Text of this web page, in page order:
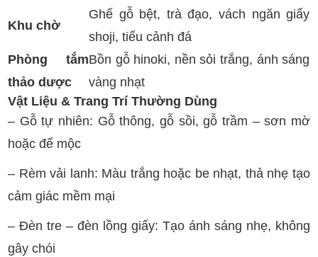
Khu chờ
Ghế gỗ bệt, trà đạo, vách ngăn giấy
shoji, tiểu cảnh đá
Phòng tắm
thảo dược
Bồn gỗ hinoki, nền sỏi trắng, ánh sáng
vàng nhạt
Vật Liệu & Trang Trí Thường Dùng
– Gỗ tự nhiên: Gỗ thông, gỗ sồi, gỗ trầm – sơn mờ
hoặc để mộc
– Rèm vải lanh: Màu trắng hoặc be nhạt, thả nhẹ tạo
cảm giác mềm mại
– Đèn tre – đèn lồng giấy: Tạo ánh sáng nhẹ, không
gây chói